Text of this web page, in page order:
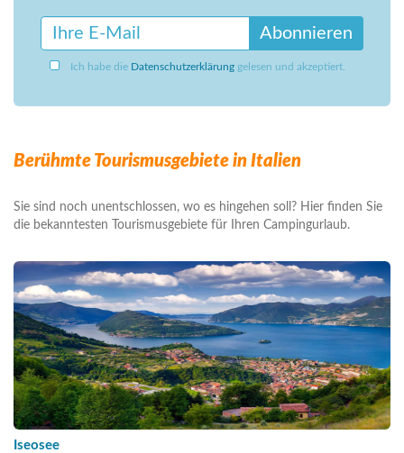
Abonnieren
Ich habe die Datenschutzerklärung gelesen und akzeptiert.
Berühmte Tourismusgebiete in Italien
Sie sind noch unentschlossen, wo es hingehen soll? Hier finden Sie
die bekanntesten Tourismusgebiete für Ihren Campingurlaub.
Iseosee